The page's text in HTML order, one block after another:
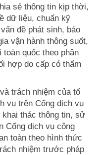
sẻ thông tin kịp thời,
dữ liệu, chuẩn kỹ
đề phát sinh, bảo
vận hành thông suốt,
toàn quốc theo phân
hợp do cấp có thẩm
trách nhiệm của tổ
vụ trên Cổng dịch vụ
khai thác thông tin, sử
Cổng dịch vụ công
toàn theo hình thức
nhiệm trước pháp